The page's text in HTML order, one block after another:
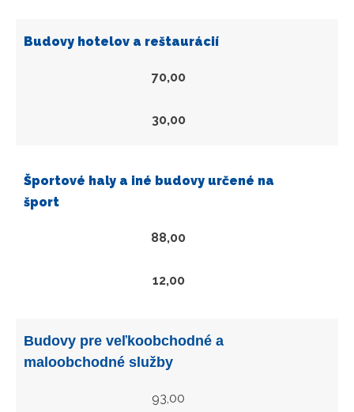
Budovy hotelov a reštaurácií
70,00
30,00
Športové haly a iné budovy určené na
šport
88,00
12,00
Budovy pre veľkoobchodné a
maloobchodné služby
93,00